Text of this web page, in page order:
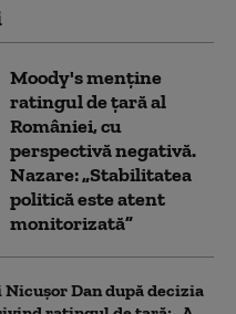
Moody's menține
ratingul de țară al
României, cu
perspectivă negativă.
Nazare: „Stabilitatea
politică este atent
monitorizată”
Dan după decizia